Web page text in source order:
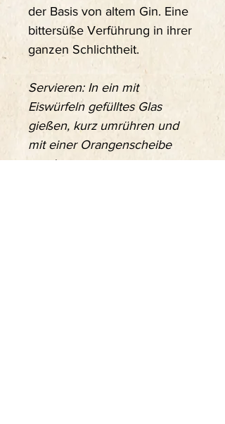
der Basis von altem Gin. Eine
bittersüße Verführung in ihrer
ganzen Schlichtheit.
Servieren: In ein mit
Eiswürfeln gefülltes Glas
gießen, kurz umrühren und
mit einer Orangenscheibe
garnieren.